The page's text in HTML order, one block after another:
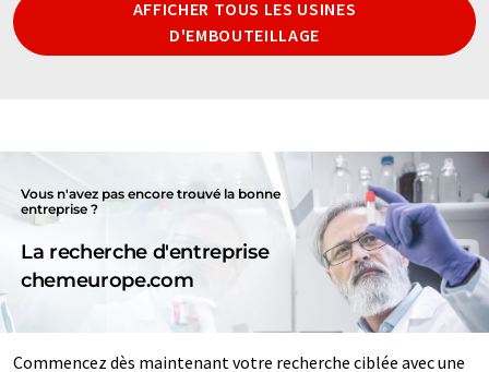
AFFICHER TOUS LES USINES
D'EMBOUTEILLAGE
Vous n'avez pas encore trouvé la bonne
entreprise ?
La recherche d'entreprise
chemeurope.com
Commencez dès maintenant votre recherche ciblée avec une